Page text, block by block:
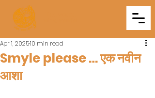
Smyle please … एक नवीन
आशा
Apr 1, 202510 min read